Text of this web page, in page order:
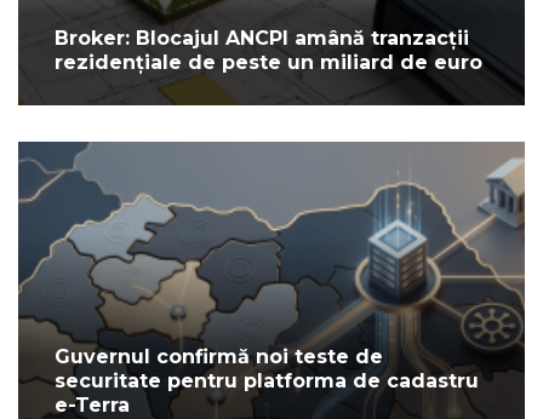
Broker: Blocajul ANCPI amână tranzacții
rezidențiale de peste un miliard de euro
Guvernul confirmă noi teste de
securitate pentru platforma de cadastru
e-Terra